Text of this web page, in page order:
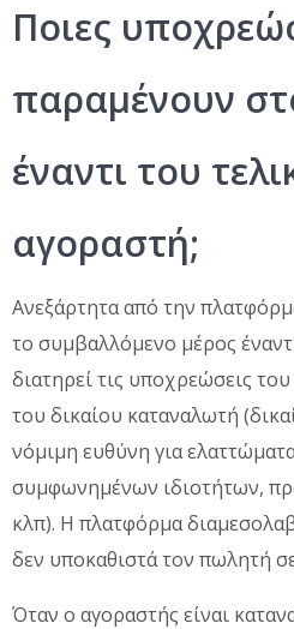
Ποιες
παραμένουν
έναντι του
αγοραστή;
Ανεξάρτητα από την
το συμβαλλόμενο μέρος
διατηρεί τις υποχρεώσεις
του δικαίου καταναλωτή
νόμιμη ευθύνη για
συμφωνημένων ιδιοτήτων,
κλπ). Η πλατφόρμα
δεν υποκαθιστά τον πωλητή
Όταν ο αγοραστής είναι